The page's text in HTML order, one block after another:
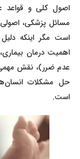
اصول کلی و قواعد
مسائل پزشکی، اصولی
است مگر اینکه
اهمیت درمان بیماری،
عدم ضرر)، نقش مهمی
حل مشکلات
است.